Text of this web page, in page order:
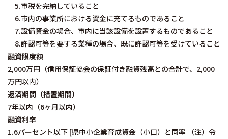
5.市税を完納していること
6.市内の事業所における資金に充てるものであること
7.設備資金の場合、市内に当該設備を設置するものであること
8.許認可等を要する業種の場合、既に許認可等を受けていること
融資限度額
2,000万円（信用保証協会の保証付き融資残高との合計で、2,000
万円以内）
返済期間（措置期間）
7年以内（6ヶ月以内）
融資利率
1.6パーセント以下 [県中小企業育成資金（小口）と同率 （注）令